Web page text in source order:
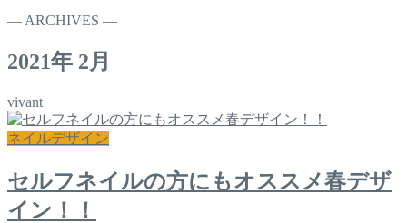
― ARCHIVES ―
2021年 2月
vivant
ネイルデザイン
セルフネイルの方にもオススメ春デザ
イン！！